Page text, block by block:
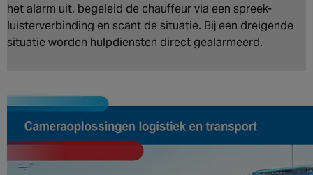
het alarm uit, begeleid de chauffeur via een spreek-
luisterverbinding en scant de situatie. Bij een dreigende
situatie worden hulpdiensten direct gealarmeerd.